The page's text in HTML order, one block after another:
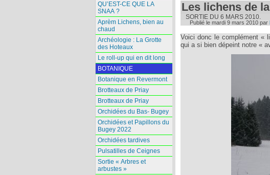
Les lichens de
SORTIE DU 6 MARS 2010.
Publié le mardi 9 mars 2010 par
Voici donc le complément «
qui a si bien dépeint notre «
QU’EST-CE QUE LA
SNAA ?
Aprèm Lichens, bien au
chaud
Archéologie : La Grotte
des Hoteaux
Le roll-up qui en dit long
BOTANIQUE
Botanique en Revermont
Brotteaux de Priay
Brotteaux de Priay
Orchidées du Bas- Bugey
Orchidées et Papillons du
Bugey 2022
Orchidées tardives
Pulsatilles de Ceignes
Sortie « Arbres et
arbustes »